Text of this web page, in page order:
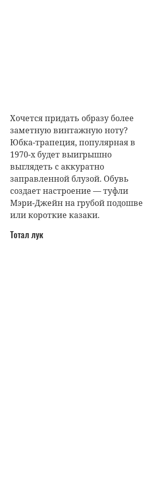
Хочется придать образу более
заметную винтажную ноту?
Юбка-трапеция, популярная в
1970-х будет выигрышно
выглядеть с аккуратно
заправленной блузой. Обувь
создает настроение — туфли
Мэри-Джейн на грубой подошве
или короткие казаки.
Тотал лук